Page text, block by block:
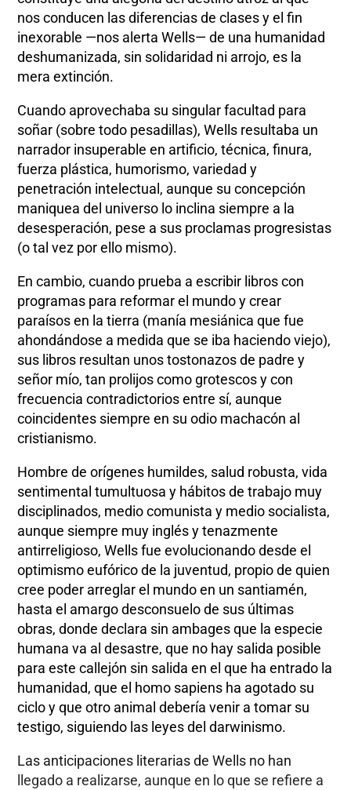
nos conducen las diferencias de clases y el fin
inexorable —nos alerta Wells— de una humanidad
deshumanizada, sin solidaridad ni arrojo, es la
mera extinción.
Cuando aprovechaba su singular facultad para
soñar (sobre todo pesadillas), Wells resultaba un
narrador insuperable en artificio, técnica, finura,
fuerza plástica, humorismo, variedad y
penetración intelectual, aunque su concepción
maniquea del universo lo inclina siempre a la
desesperación, pese a sus proclamas progresistas
(o tal vez por ello mismo).
En cambio, cuando prueba a escribir libros con
programas para reformar el mundo y crear
paraísos en la tierra (manía mesiánica que fue
ahondándose a medida que se iba haciendo viejo),
sus libros resultan unos tostonazos de padre y
señor mío, tan prolijos como grotescos y con
frecuencia contradictorios entre sí, aunque
coincidentes siempre en su odio machacón al
cristianismo.
Hombre de orígenes humildes, salud robusta, vida
sentimental tumultuosa y hábitos de trabajo muy
disciplinados, medio comunista y medio socialista,
aunque siempre muy inglés y tenazmente
antirreligioso, Wells fue evolucionando desde el
optimismo eufórico de la juventud, propio de quien
cree poder arreglar el mundo en un santiamén,
hasta el amargo desconsuelo de sus últimas
obras, donde declara sin ambages que la especie
humana va al desastre, que no hay salida posible
para este callejón sin salida en el que ha entrado la
humanidad, que el homo sapiens ha agotado su
ciclo y que otro animal debería venir a tomar su
testigo, siguiendo las leyes del darwinismo.
Las anticipaciones literarias de Wells no han
llegado a realizarse, aunque en lo que se refiere a